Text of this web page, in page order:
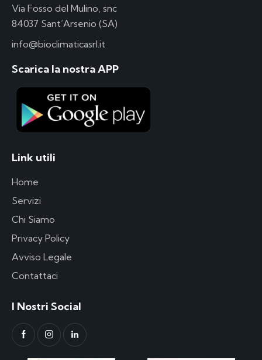
Via Fosso del Mulino, snc
84037 Sant’Arsenio (SA)
info@bioclimaticasrl.it
Scarica la nostra APP
Link utili
Home
Servizi
Chi Siamo
Privacy Policy
Avviso Legale
Contattaci
I Nostri Social